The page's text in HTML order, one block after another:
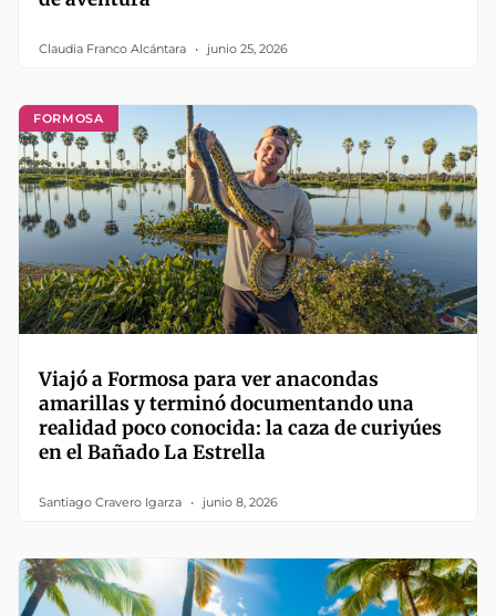
Claudia Franco Alcántara junio 25, 2026
FORMOSA
Viajó a Formosa para ver anacondas
amarillas y terminó documentando una
realidad poco conocida: la caza de curiyúes
en el Bañado La Estrella
Santiago Cravero Igarza junio 8, 2026